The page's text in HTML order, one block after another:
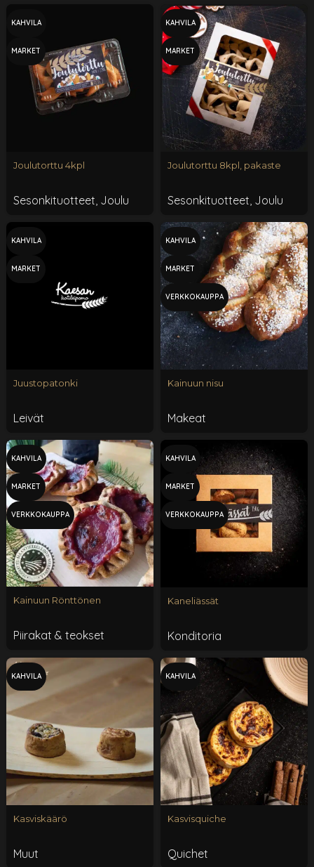
KAHVILA
MARKET
Joulutorttu 4kpl
Sesonkituotteet Joulu
KAHVILA
MARKET
Joulutorttu 8kpl, pakaste
Sesonkituotteet Joulu
KAHVILA
MARKET
Juustopatonki
Leivät
KAHVILA
MARKET
VERKKOKAUPPA
Kainuun nisu
Makeat
KAHVILA
MARKET
VERKKOKAUPPA
Kainuun Rönttönen
Piirakat & teokset
KAHVILA
MARKET
VERKKOKAUPPA
Kaneliässät
Konditoria
KAHVILA
Kasviskäärö
Muut
KAHVILA
Kasvisquiche
Quichet